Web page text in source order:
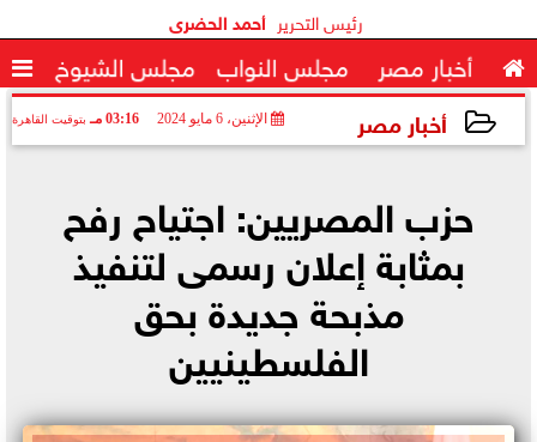
رئيس التحرير أحمد الحضرى
 أخبار مصر مجلس النواب مجلس الشيوخ 
أخبار مصر الإثنين، 6 مايو 2024 03:16 مـ بتوقيت القاهرة
حزب المصريين: اجتياح رفح
بمثابة إعلان رسمى لتنفيذ
مذبحة جديدة بحق
الفلسطينيين